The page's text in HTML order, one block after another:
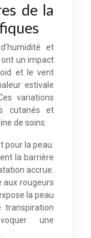
de la
et
ont un impact
et le vent
estivale
variations
cutanés et
de soins.
pour la peau.
la barrière
accrue.
aux rougeurs
la peau
une